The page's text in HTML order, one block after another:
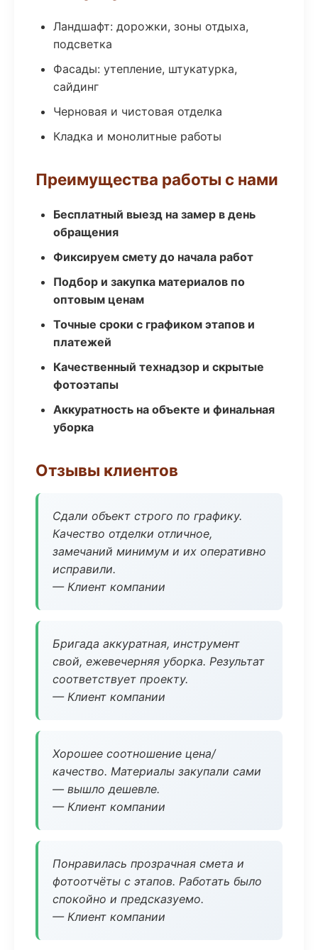
Ландшафт: дорожки, зоны отдыха,
подсветка
Фасады: утепление, штукатурка,
сайдинг
Черновая и чистовая отделка
Кладка и монолитные работы
Преимущества работы с нами
Бесплатный выезд на замер в день
обращения
Фиксируем смету до начала работ
Подбор и закупка материалов по
оптовым ценам
Точные сроки с графиком этапов и
платежей
Качественный технадзор и скрытые
фотоэтапы
Аккуратность на объекте и финальная
уборка
Отзывы клиентов
Сдали объект строго по графику.
Качество отделки отличное,
замечаний минимум и их оперативно
исправили.
— Клиент компании
Бригада аккуратная, инструмент
свой, ежевечерняя уборка. Результат
соответствует проекту.
— Клиент компании
Хорошее соотношение цена/
качество. Материалы закупали сами
— вышло дешевле.
— Клиент компании
Понравилась прозрачная смета и
фотоотчёты с этапов. Работать было
спокойно и предсказуемо.
— Клиент компании